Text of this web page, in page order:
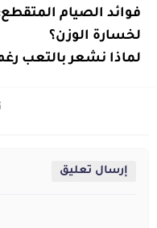
صحية
معلومات
صحية
فوائد الصيام
لخسارة الوزن؟
معلومات
لماذا نشعر بالتعب
إرسال تعليق